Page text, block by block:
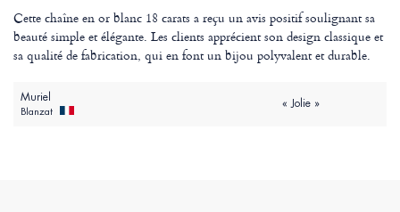
Cette chaîne en or blanc 18 carats a reçu un avis positif soulignant sa
beauté simple et élégante. Les clients apprécient son design classique et
sa qualité de fabrication, qui en font un bijou polyvalent et durable.
Muriel
Blanzat
« Jolie »